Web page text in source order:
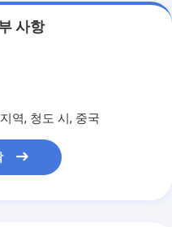
사항
역, 청도 시, 중국